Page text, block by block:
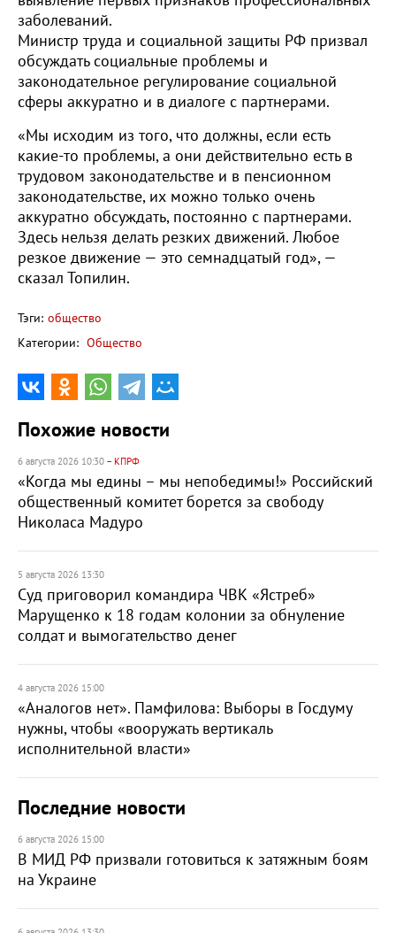
заболеваний.
Министр труда и социальной защиты РФ призвал
обсуждать социальные проблемы и
законодательное регулирование социальной
сферы аккуратно и в диалоге с партнерами.
«Мы исходим из того, что должны, если есть
какие-то проблемы, а они действительно есть в
трудовом законодательстве и в пенсионном
законодательстве, их можно только очень
аккуратно обсуждать, постоянно с партнерами.
Здесь нельзя делать резких движений. Любое
резкое движение — это семнадцатый год», —
сказал Топилин.
Тэги: общество
Категории: Общество
Похожие новости
6 августа 2026 10:30 – КПРФ
«Когда мы едины – мы непобедимы!» Российский
общественный комитет борется за свободу
Николаса Мадуро
5 августа 2026 13:30
Суд приговорил командира ЧВК «Ястреб»
Марущенко к 18 годам колонии за обнуление
солдат и вымогательство денег
4 августа 2026 15:00
«Аналогов нет». Памфилова: Выборы в Госдуму
нужны, чтобы «вооружать вертикаль
исполнительной власти»
Последние новости
6 августа 2026 15:00
В МИД РФ призвали готовиться к затяжным боям
на Украине